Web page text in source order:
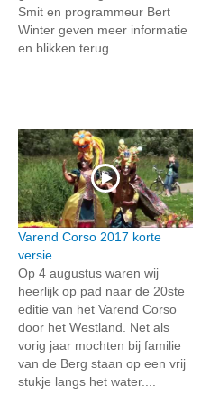
Smit en programmeur Bert
Winter geven meer informatie
en blikken terug.
Varend Corso 2017 korte
versie
Op 4 augustus waren wij
heerlijk op pad naar de 20ste
editie van het Varend Corso
door het Westland. Net als
vorig jaar mochten bij familie
van de Berg staan op een vrij
stukje langs het water....